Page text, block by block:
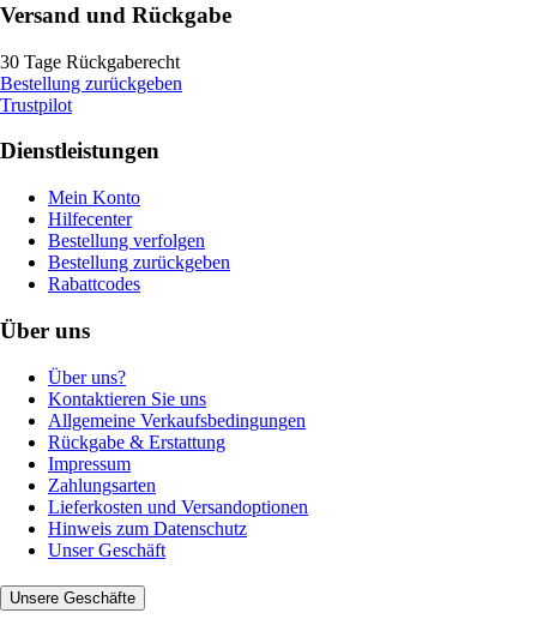
Versand und Rückgabe
30 Tage Rückgaberecht
Bestellung zurückgeben
Trustpilot
Dienstleistungen
Mein Konto
Hilfecenter
Bestellung verfolgen
Bestellung zurückgeben
Rabattcodes
Über uns
Über uns?
Kontaktieren Sie uns
Allgemeine Verkaufsbedingungen
Rückgabe & Erstattung
Impressum
Zahlungsarten
Lieferkosten und Versandoptionen
Hinweis zum Datenschutz
Unser Geschäft
Unsere Geschäfte